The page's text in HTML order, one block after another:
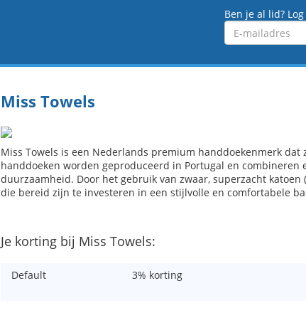
Ben je al lid?
Emailadres
Miss Towels
Miss Towels is een Nederlands premium handdoekenmerk
handdoeken worden geproduceerd in Portugal en
duurzaamheid. Door het gebruik van zwaar, superzacht
die bereid zijn te investeren in een stijlvolle en comfortabele
Je korting bij Miss Towels:
Default 3% korting